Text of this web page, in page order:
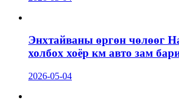
Энхтайваны өргөн чөлөөг
холбох хоёр км авто зам
2026-05-04